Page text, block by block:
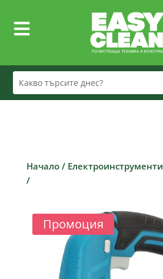

Начало/ Електроинструменти
/
Промоция